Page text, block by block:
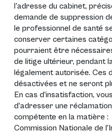
l'adresse du cabinet,
demande de suppression
le professionnel de santé
conserver certaines
pourraient être
de litige ultérieur, pendant
légalement autorisée. Ces
désactivées et ne seront
En cas d’insatisfaction,
d’adresser une
compétente en la matière :
Commission Nationale de